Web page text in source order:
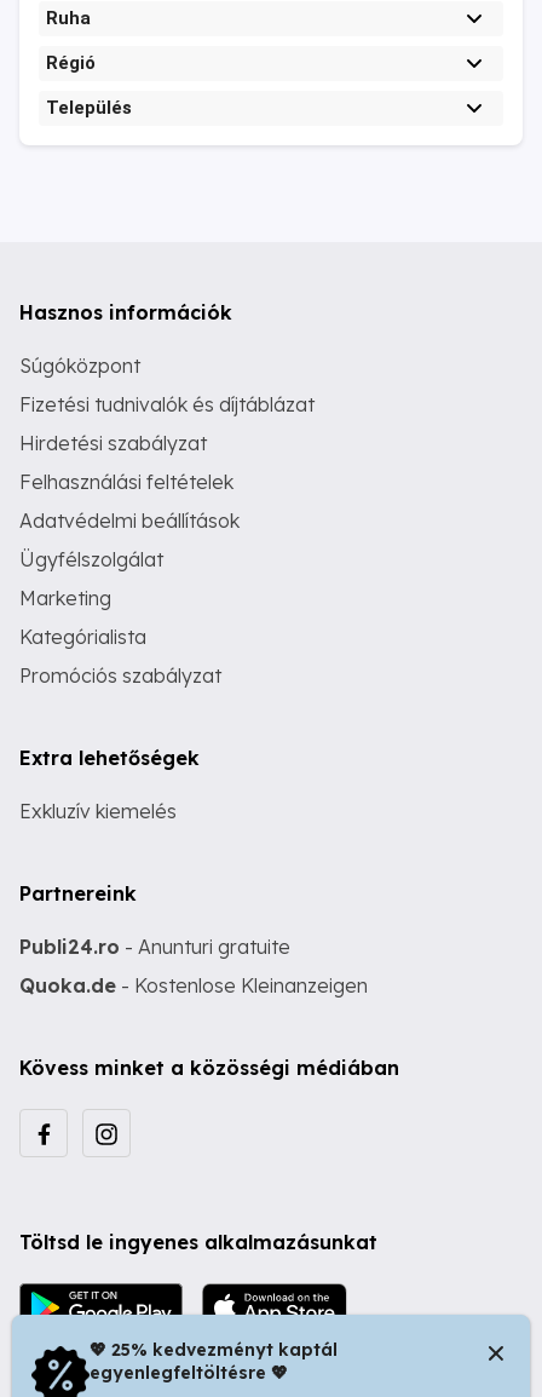
Ruha
Régió
Település
Hasznos információk
Súgóközpont
Fizetési tudnivalók és díjtáblázat
Hirdetési szabályzat
Felhasználási feltételek
Adatvédelmi beállítások
Ügyfélszolgálat
Marketing
Kategórialista
Promóciós szabályzat
Extra lehetőségek
Exkluzív kiemelés
Partnereink
Publi24.ro - Anunturi gratuite
Quoka.de - Kostenlose Kleinanzeigen
Kövess minket a közösségi médiában
Töltsd le ingyenes alkalmazásunkat
💖 25% kedvezményt kaptál
egyenlegfeltöltésre 💖